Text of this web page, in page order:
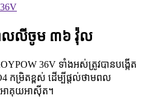
ោលលីចូម ៣៦ វ៉ុល
36V ទាំងអស់ត្រូវបានបង្កើត
កម្រិតខ្ពស់ ដើម្បីផ្តល់ថាមពល
អាគុយអាសុីត។